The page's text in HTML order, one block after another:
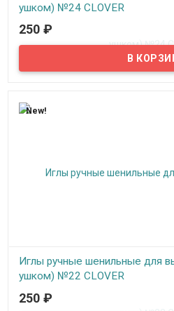
ушком) №24 CLOVER
В наличии
Ушко иглы имеет позолоченное
эллиптическую форму, облегчающую
Заостренный кончик иглы, широкое
250 ₽
New!
Иглы ручные шенильные для
ушком) №22 CLOVER
В наличии
250 ₽